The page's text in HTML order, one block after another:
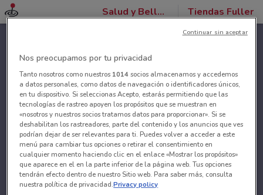
Salud y Belleza Tiendas Fuller
Nos preocupamos por tu privacidad
Tanto nosotros como nuestros 1014socios almacenamos y accedemos
a datos personales, como datos de navegación o identificadores únicos,
en tu dispositivo. Si seleccionas Acepto, estarás permitiendo que las
tecnologías de rastreo apoyen los propósitos que se muestran en
«nosotros y nuestros socios tratamos datos para proporcionar». Si se
deshabilitan los rastreadores, parte del contenido y los anuncios que ves
podrían dejar de ser relevantes para ti. Puedes volver a acceder a este
menú para cambiar tus opciones o retirar el consentimiento en
cualquier momento haciendo clic en el enlace «Mostrar los propósitos»
que aparece en el en la parte inferior de la página web. Tus opciones
tendrán efecto dentro de nuestro Sitio web. Para saber más, consulta
nuestra política de privacidad.Privacy policy
Continuar sin aceptar